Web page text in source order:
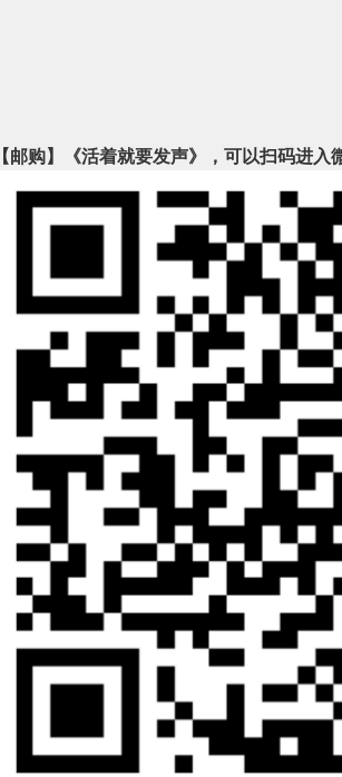
【邮购】《活着就要发声》，可以扫码进入